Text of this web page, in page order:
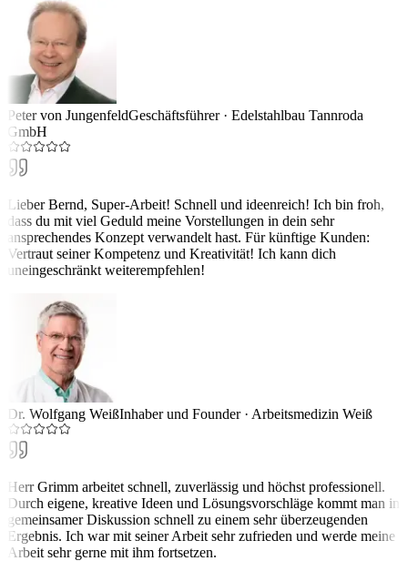
Peter von JungenfeldGeschäftsführer· Edelstahlbau Tannroda
GmbH
Lieber Bernd, Super-Arbeit! Schnell und ideenreich! Ich bin froh,
dass du mit viel Geduld meine Vorstellungen in dein sehr
ansprechendes Konzept verwandelt hast. Für künftige Kunden:
Vertraut seiner Kompetenz und Kreativität! Ich kann dich
uneingeschränkt weiterempfehlen!
Dr. Wolfgang WeißInhaber und Founder· Arbeitsmedizin Weiß
Herr Grimm arbeitet schnell, zuverlässig und höchst professionell.
Durch eigene, kreative Ideen und Lösungsvorschläge kommt man in
gemeinsamer Diskussion schnell zu einem sehr überzeugenden
Ergebnis. Ich war mit seiner Arbeit sehr zufrieden und werde meine
Arbeit sehr gerne mit ihm fortsetzen.